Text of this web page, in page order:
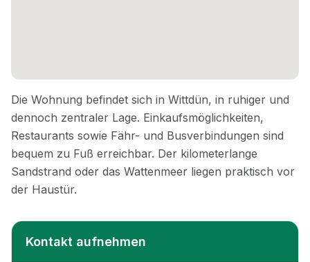
Kontakt aufnehmen